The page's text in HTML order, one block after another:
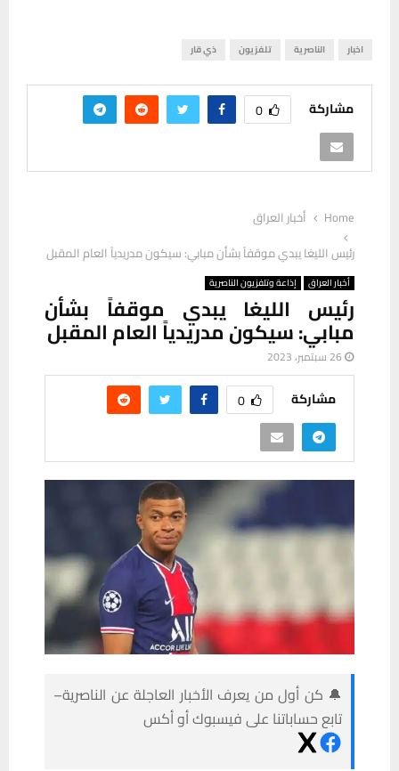
اخبار الناصرية تلفزيون ذي قار
مشاركة 0
Home
أخبار العراق
رئيس الليغا يبدي موقفاً بشأن مبابي: سيكون مدريدياً العام المقبل
أخبار العراق إذاعة وتلفزيون الناصرية
رئيس الليغا يبدي موقفاً بشأن
مبابي: سيكون مدريدياً العام المقبل
26 سبتمبر، 2023
مشاركة 0
🔔 كن أول من يعرف الأخبار العاجلة عن الناصرية–
تابع حساباتنا على فيسبوك أو أكس